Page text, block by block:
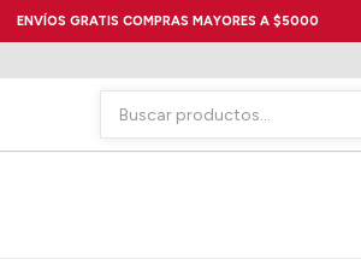
ENVÍOS GRATIS COMPRAS MAYORES A $5000